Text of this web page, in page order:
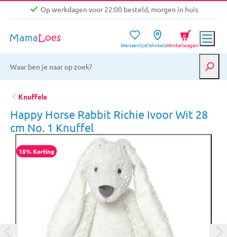
Op werkdagen voor 22:00 besteld, morgen in huis
Gratis verzending vanaf €39,-
Op werkdagen voor 22:00 besteld, morgen in huis
WensenlijstWinkelsWinkelwagen
0
Knuffels
Happy Horse Rabbit Richie Ivoor Wit 28
cm No. 1 Knuffel
15% Korting